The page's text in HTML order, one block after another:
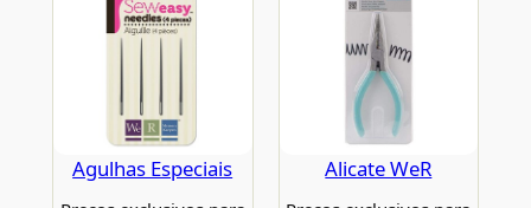
Agulhas Especiais Alicate WeR